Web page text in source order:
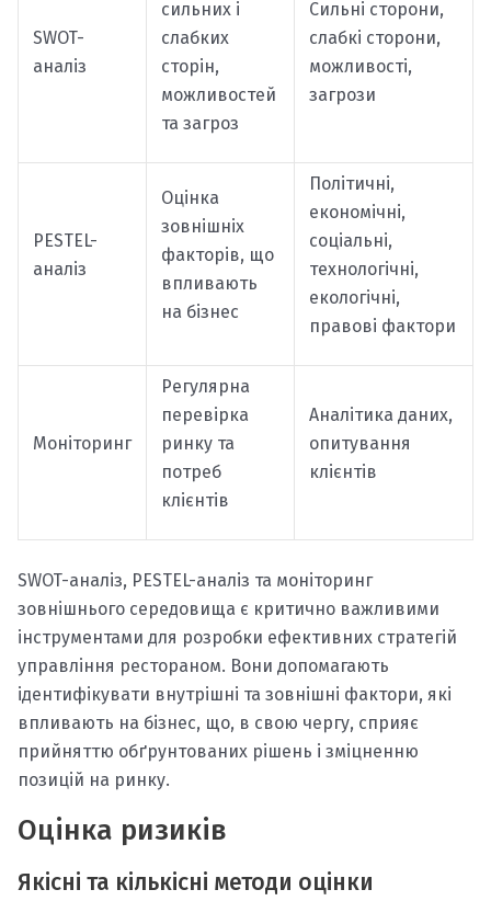
SWOT-
аналіз
сильних і
слабких
сторін,
можливостей
та загроз
Сильні сторони,
слабкі сторони,
можливості,
загрози
PESTEL-
аналіз
Оцінка
зовнішніх
факторів, що
впливають
на бізнес
Політичні,
економічні,
соціальні,
технологічні,
екологічні,
правові фактори
Моніторинг
Регулярна
перевірка
ринку та
потреб
клієнтів
Аналітика даних,
опитування
клієнтів
SWOT-аналіз, PESTEL-аналіз та моніторинг
зовнішнього середовища є критично важливими
інструментами для розробки ефективних стратегій
управління рестораном. Вони допомагають
ідентифікувати внутрішні та зовнішні фактори, які
впливають на бізнес, що, в свою чергу, сприяє
прийняттю обґрунтованих рішень і зміцненню
позицій на ринку.
Оцінка ризиків
Якісні та кількісні методи оцінки